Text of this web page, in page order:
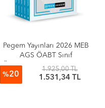
Pegem Yayınları 2026 MEB
AGS ÖABT Sınıf
Öğretmenliği Alan Bilgisi -
Alan Eğitimi Konu Anlatımlı
%20
1.925,00 TL
1.531,34 TL